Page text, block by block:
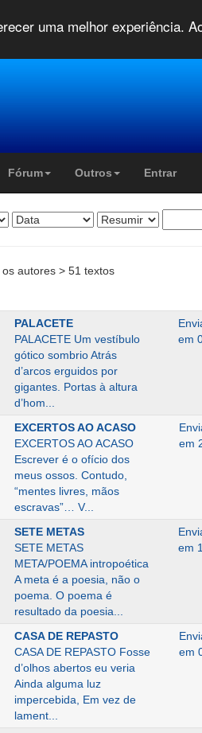
uma melhor experiência.
Fórum Outros Entrar
autores > 51 textos
PALACETE
PALACETE Um vestíbulo
gótico sombrio Atrás
d’arcos erguidos por
gigantes. Portas à altura
d’hom...
em
EXCERTOS AO ACASO
EXCERTOS AO ACASO
Escrever é o ofício dos
meus ossos. Contudo,
“mentes livres, mãos
escravas”… V...
em
SETE METAS
SETE METAS
META/POEMA intropoética
A meta é a poesia, não o
poema. O poema é
resultado da poesia...
em
CASA DE REPASTO
CASA DE REPASTO Fosse
d’olhos abertos eu veria
Ainda alguma luz
impercebida, Em vez de
lament...
em